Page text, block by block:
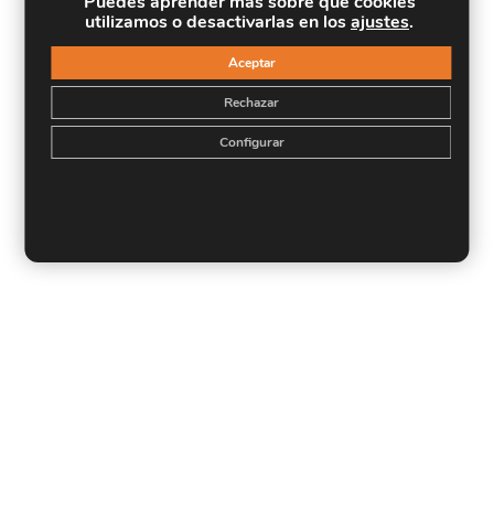
utilizamos o desactivarlas en losajustes.
Aceptar
Rechazar
Configurar